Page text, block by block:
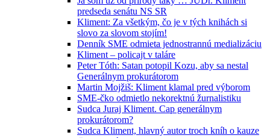
predseda senátu NS SR
Kliment: Za všetkým, čo je v tých knihách si
slovo za slovom stojím!
Denník SME odmieta jednostrannú medializáciu
Kliment – policajt v taláre
Peter Tóth: Satan potopil Kozu, aby sa nestal
Generálnym prokurátorom
Martin Mojžiš: Kliment klamal pred výborom
SME-čko odmietlo nekorektnú žurnalistiku
Sudca Juraj Kliment. Cap generálnym
prokurátorom?
Sudca Kliment, hlavný autor troch kníh o kauze